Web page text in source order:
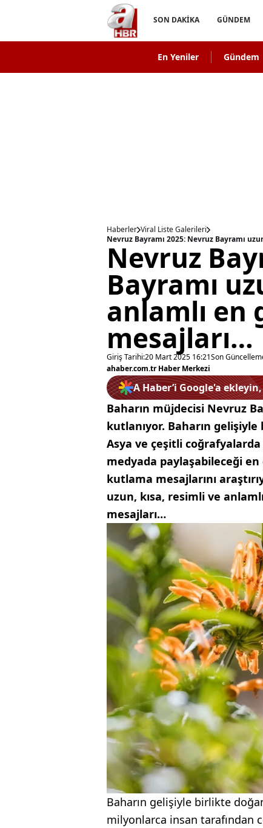
SON DAKİKA GÜNDEM
En Yeniler Gündem
Haberler Viral Liste Galerileri
Nevruz Bayramı 2025: Nevruz Bayramı
Nevruz
Bayramı
anlamlı en
mesajları…
Giriş Tarihi:20 Mart 2025 16:21Son
ahaber.com.tr Haber Merkezi
A Haber’i Google'a
Baharın müjdecisi Nevruz
kutlanıyor. Baharın
Asya ve çeşitli
medyada paylaşabileceği
kutlama mesajlarını
uzun, kısa, resimli ve
mesajları…
Baharın gelişiyle birlikte
milyonlarca insan tarafından